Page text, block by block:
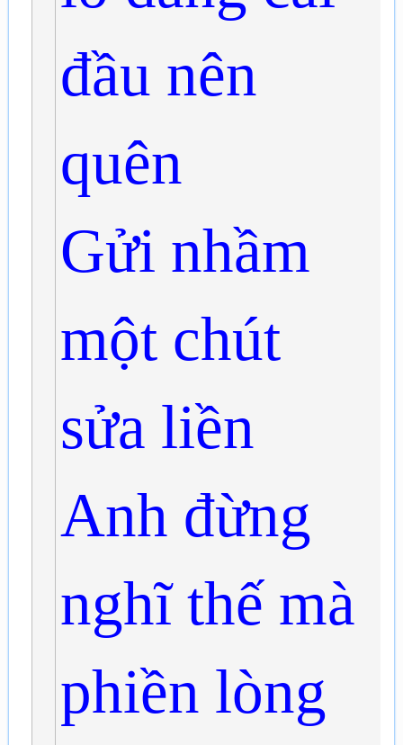
đầu nên
quên
Gửi nhầm
một chút
sửa liền
Anh đừng
nghĩ thế mà
phiền lòng